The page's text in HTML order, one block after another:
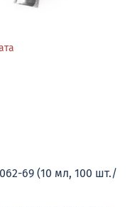
69 (10 мл, 100 шт./